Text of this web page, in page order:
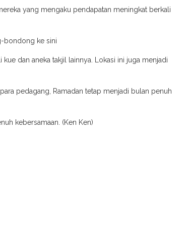
yang mengaku pendapatan meningkat berkali
bondong ke sini
dan aneka takjil lainnya. Lokasi ini juga menjadi
pedagang, Ramadan tetap menjadi bulan penuh
kebersamaan. (Ken Ken)